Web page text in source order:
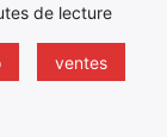
de lecture
ventes